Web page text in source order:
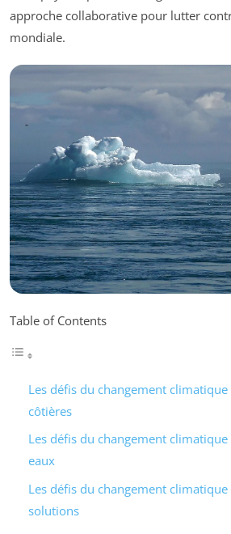
approche collaborative pour lutter
mondiale.
Table of Contents
Les défis du changement climatique
côtières
Les défis du changement climatique
eaux
Les défis du changement
solutions